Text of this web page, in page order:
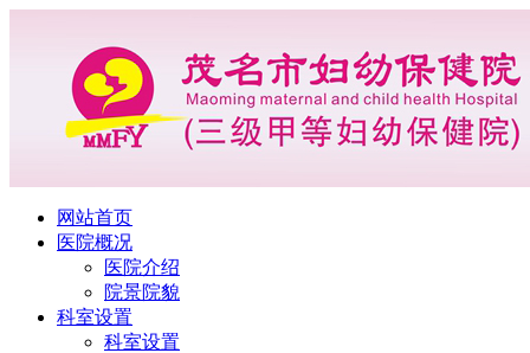
网站首页
医院概况
医院介绍
院景院貌
科室设置
科室设置